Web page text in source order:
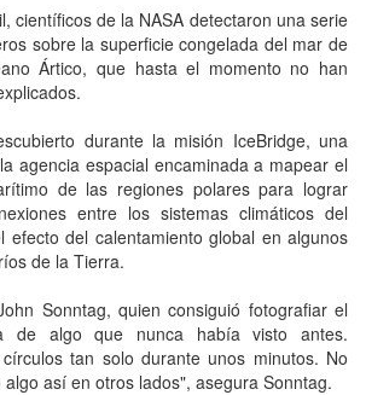
científicos de la NASA detectaron una serie
sobre la superficie congelada del mar de
Ártico, que hasta el momento no han
durante la misión IceBridge, una
agencia espacial encaminada a mapear el
de las regiones polares para lograr
entre los sistemas climáticos del
efecto del calentamiento global en algunos
de la Tierra.
Sonntag, quien consiguió fotografiar el
de algo que nunca había visto antes.
tan solo durante unos minutos. No
así en otros lados", asegura Sonntag.